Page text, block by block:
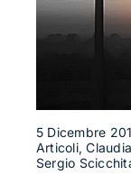
5 Dicembre
Articoli,
Sergio